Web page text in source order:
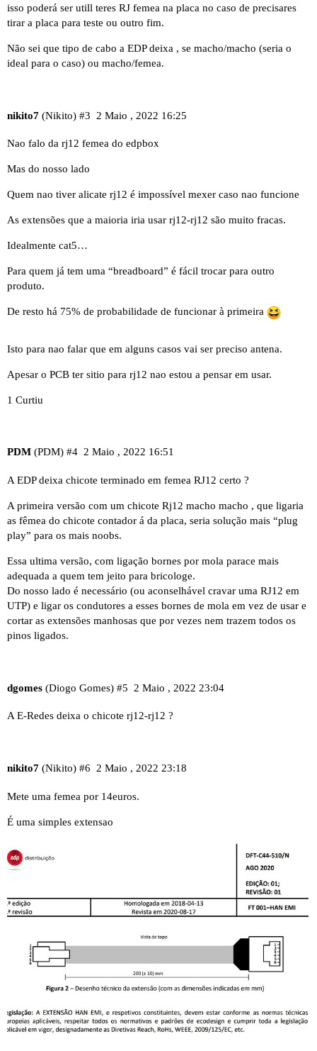
isso poderá ser utill teres RJ femea na placa no caso de precisares
tirar a placa para teste ou outro fim.
Não sei que tipo de cabo a EDP deixa , se macho/macho (seria o
ideal para o caso) ou macho/femea.
nikito7 (Nikito) 2 Maio , 2022 16:25
#3
Nao falo da rj12 femea do edpbox
Mas do nosso lado
Quem nao tiver alicate rj12 é impossível mexer caso nao funcione
As extensões que a maioria iria usar rj12-rj12 são muito fracas.
Idealmente cat5…
Para quem já tem uma “breadboard” é fácil trocar para outro
produto.
De resto há 75% de probabilidade de funcionar à primeira
Isto para nao falar que em alguns casos vai ser preciso antena.
Apesar o PCB ter sitio para rj12 nao estou a pensar em usar.
1 Curtiu
PDM (PDM) 2 Maio , 2022 16:51
#4
A EDP deixa chicote terminado em femea RJ12 certo ?
A primeira versão com um chicote Rj12 macho macho , que ligaria
as fêmea do chicote contador á da placa, seria solução mais “plug
play” para os mais noobs.
Essa ultima versão, com ligação bornes por mola parace mais
adequada a quem tem jeito para bricologe.
Do nosso lado é necessário (ou aconselhável cravar uma RJ12 em
UTP) e ligar os condutores a esses bornes de mola em vez de usar e
cortar as extensões manhosas que por vezes nem trazem todos os
pinos ligados.
dgomes (Diogo Gomes) 2 Maio , 2022 23:04
#5
A E-Redes deixa o chicote rj12-rj12 ?
nikito7 (Nikito) 2 Maio , 2022 23:18
#6
Mete uma femea por 14euros.
É uma simples extensao